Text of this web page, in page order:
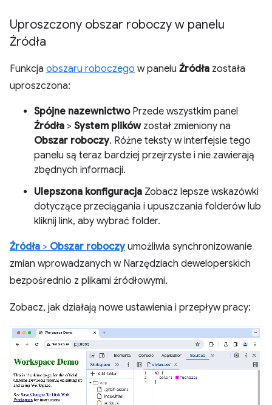
Uproszczony obszar roboczy w panelu
Źródła
Funkcja obszaru roboczego w panelu Źródła została
uproszczona:
Spójne nazewnictwoPrzede wszystkim panel
Źródła > System plikówzostał zmieniony na
Obszar roboczy. Różne teksty w interfejsie tego
panelu są teraz bardziej przejrzyste i nie zawierają
zbędnych informacji.
Ulepszona konfiguracja Zobacz lepsze wskazówki
dotyczące przeciągania i upuszczania folderów lub
kliknij link, aby wybrać folder.
Źródła > Obszar roboczyumożliwia synchronizowanie
zmian wprowadzanych w Narzędziach deweloperskich
bezpośrednio z plikami źródłowymi.
Zobacz, jak działają nowe ustawienia i przepływ pracy: